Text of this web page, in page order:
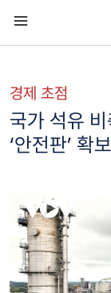
경제 초점
국가 석유
‘안전판’ 확